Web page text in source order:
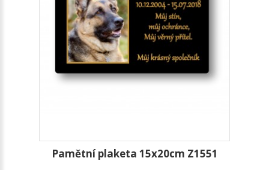
Pamětní plaketa 15x20cm Z1551